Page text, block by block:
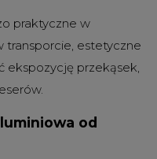
praktyczne w
transporcie, estetyczne
ekspozycję przekąsek,
od